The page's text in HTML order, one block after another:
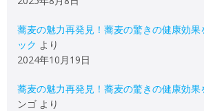
蕎麦の魅力再発見！蕎麦の驚きの健康効果
ック より
2024年10月19日
蕎麦の魅力再発見！蕎麦の驚きの健康効果
ンゴ より